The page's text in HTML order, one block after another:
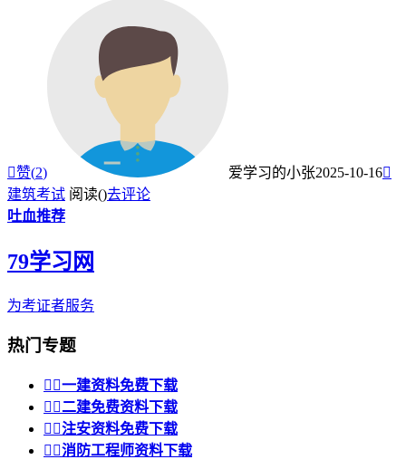
赞(2) 爱学习的小张2025-10-16
建筑考试 阅读()去评论
吐血推荐
79学习网
为考证者服务
热门专题
 一建资料免费下载
 二建免费资料下载
 注安资料免费下载
 消防工程师资料下载